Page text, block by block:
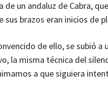
un andaluz de Cabra,
sus brazos eran inicios de
de ello, se subió a
la misma técnica del
a que siguiera